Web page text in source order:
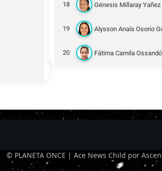
18 Génesis Millaray Yañez
19 Alysson Anaís Osorio
20 Fátima Camila
© PLANETA ONCE | Ace News Child por
Optimized by Seraphinite